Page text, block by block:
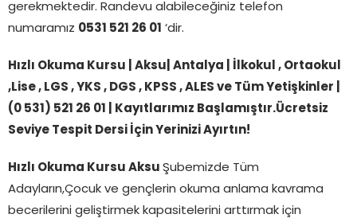
gerekmektedir. Randevu alabileceğiniz telefon
numaramız 0531 521 26 01 ‘dir.
Hızlı Okuma Kursu | Aksu| Antalya | İlkokul , Ortaokul
,Lise , LGS , YKS , DGS , KPSS , ALES ve Tüm Yetişkinler |
(0 531) 521 26 01 | Kayıtlarımız Başlamıştır.Ücretsiz
Seviye Tespit Dersi İçin Yerinizi Ayırtın!
Hızlı Okuma Kursu Aksu Şubemizde Tüm
Adayların,Çocuk ve gençlerin okuma anlama kavrama
becerilerini geliştirmek kapasitelerini arttırmak için